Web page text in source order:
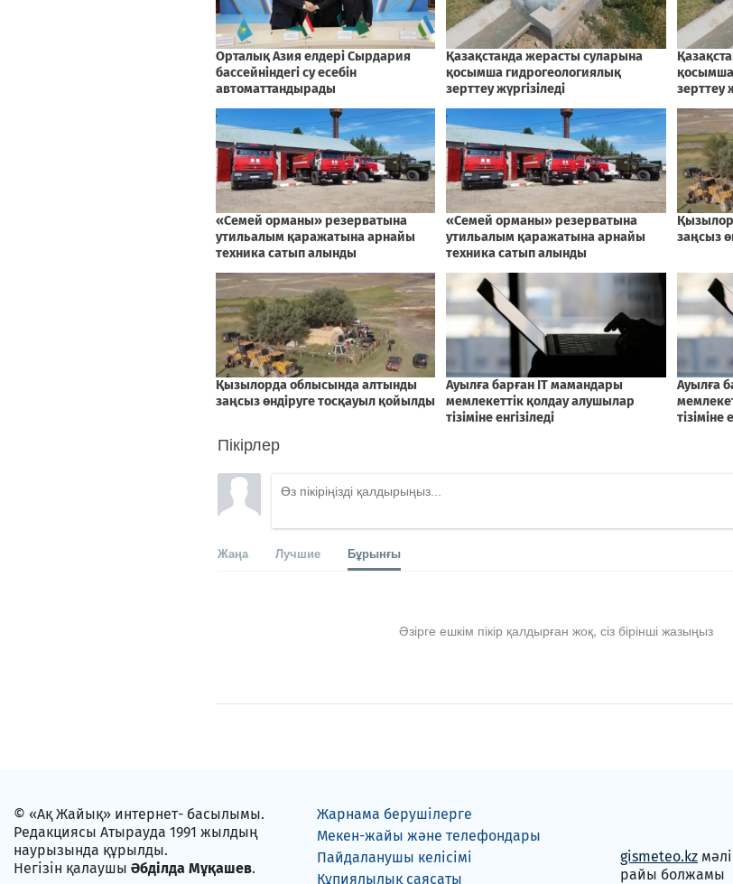
Пікірлер
Жаңа Лучшие Бұрынғы
Әзірге ешкім пікір қалдырған жоқ, сіз бірінші жазыңыз
© «Ақ Жайық» интернет- басылымы.
Редакциясы Атырауда 1991 жылдың
наурызында құрылды.
Негізін қалаушы Әбділда Мұқашев.
Жарнама берушілерге
Мекен-жайы және телефондары
Пайдаланушы келісімі
Құпиялылық саясаты
gismeteo.kz
райы болжамы